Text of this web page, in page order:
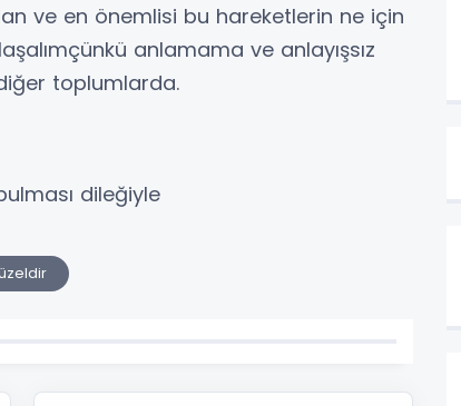
ve en önemlisi bu hareketlerin ne için
anlamama ve anlayışsız
toplumlarda.
dileğiyle